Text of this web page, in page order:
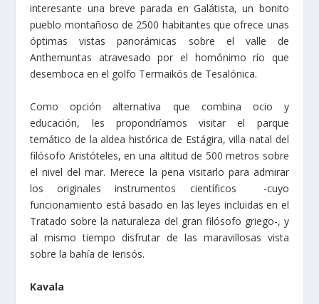
interesante una breve parada en Galátista, un bonito
pueblo montañoso de 2500 habitantes que ofrece unas
óptimas vistas panorámicas sobre el valle de
Anthemuntas atravesado por el homónimo río que
desemboca en el golfo Termaikós de Tesalónica.
Como opción alternativa que combina ocio y
educación, les propondríamos visitar el parque
temático de la aldea histórica de Estágira, villa natal del
filósofo Aristóteles, en una altitud de 500 metros sobre
el nivel del mar. Merece la pena visitarlo para admirar
los originales instrumentos científicos -cuyo
funcionamiento está basado en las leyes incluidas en el
Tratado sobre la naturaleza del gran filósofo griego-, y
al mismo tiempo disfrutar de las maravillosas vista
sobre la bahía de Ierisós.
Kavala